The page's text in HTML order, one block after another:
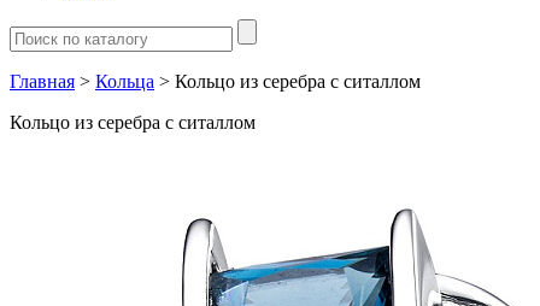
Главная > Кольца > Кольцо из серебра с ситаллом
Кольцо из серебра с ситаллом